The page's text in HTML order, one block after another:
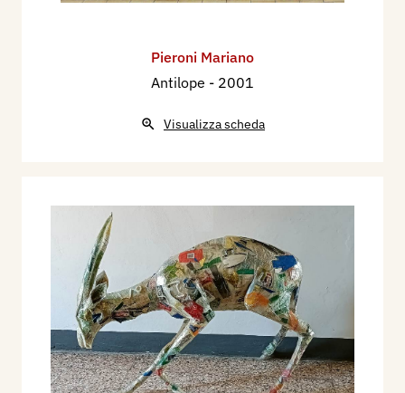
Pieroni Mariano
Antilope - 2001
Visualizza scheda